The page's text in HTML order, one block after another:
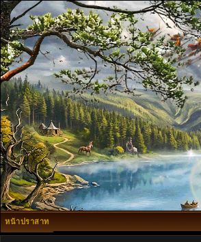
หน้าปราสาท